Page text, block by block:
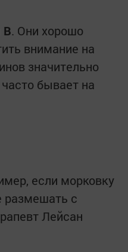
В. Они хорошо
внимание на
значительно
бывает на
если морковку
размешать с
Лейсан